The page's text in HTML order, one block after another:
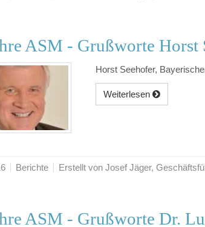
ASM - Grußworte Horst
Horst Seehofer,
Weiterlesen
Berichte Erstellt von Josef Jäger,
ASM - Grußworte Dr.